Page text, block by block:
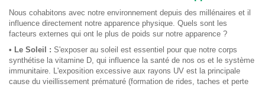
Nous cohabitons avec notre environnement depuis des millénaires et il
influence directement notre apparence physique. Quels sont les
facteurs externes qui ont le plus de poids sur notre apparence ?
• Le Soleil : S'exposer au soleil est essentiel pour que notre corps
synthétise la vitamine D, qui influence la santé de nos os et le système
immunitaire. L'exposition excessive aux rayons UV est la principale
cause du vieillissement prématuré (formation de rides, taches et perte